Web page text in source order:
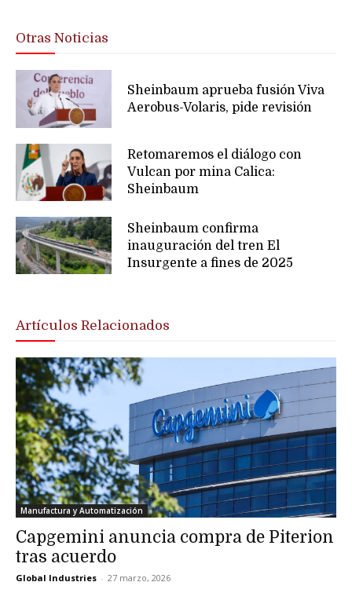
Otras Noticias
Sheinbaum aprueba fusión Viva
Aerobus-Volaris, pide revisión
Retomaremos el diálogo con
Vulcan por mina Calica:
Sheinbaum
Sheinbaum confirma
inauguración del tren El
Insurgente a fines de 2025
Artículos Relacionados
Manufactura y Automatización
Capgemini anuncia compra de Piterion
tras acuerdo
Global Industries - 27 marzo, 2026